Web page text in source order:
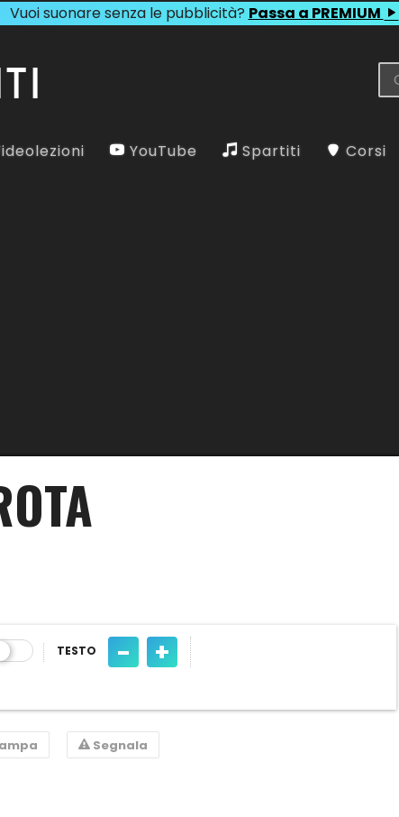
Vuoi suonare senza le pubblicità? Passa a PREMIUM
YouTube Spartiti Corsi
TESTO - +
Segnala